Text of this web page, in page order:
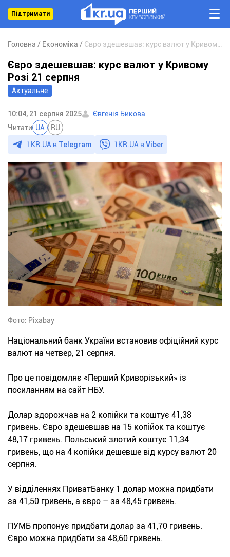
Підтримати
Головна Економіка
Актуальне
Євро здешевшав: курс валют у Кривому
Розі 21 серпня
10:04, 21 серпня 2025
Євгенія Бикова
Читати UA RU
1KR.UA в Telegram 1KR.UA вViber
Фото: Pixabay
Національний банк України встановив офіційний курс
валют на четвер, 21 серпня.
Про це повідомляє «Перший Криворізький» із
посиланням на сайт НБУ.
Долар здорожчав на 2 копійки та коштує 41,38
гривень. Євро здешевшав на 15 копійок та коштує
48,17 гривень. Польський злотий коштує 11,34
гривень, що на 4 копійки дешевше від курсу валют 20
серпня.
У відділеннях ПриватБанку 1 долар можна придбати
за 41,50 гривень, а євро – за 48,45 гривень.
ПУМБ пропонує придбати долар за 41,70 гривень.
Євро можна придбати за 48,60 гривень.